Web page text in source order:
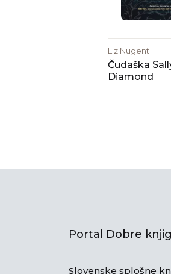
Liz Nugent
Čudaška
Diamond
Portal Dobre
Slovenske splošne